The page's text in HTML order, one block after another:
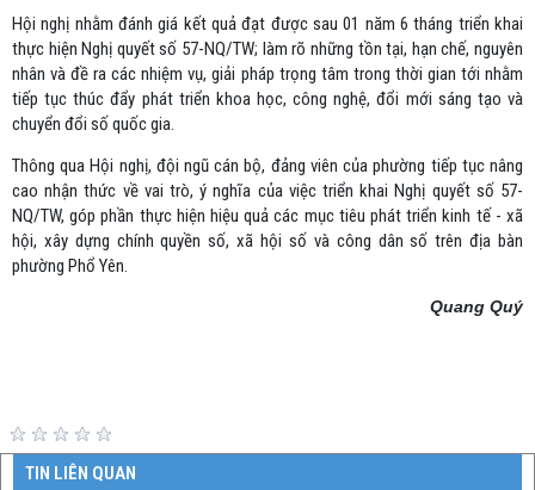
Hội nghị nhằm đánh giá kết quả đạt được sau 01 năm 6 tháng triển khai
thực hiện Nghị quyết số 57-NQ/TW; làm rõ những tồn tại, hạn chế, nguyên
nhân và đề ra các nhiệm vụ, giải pháp trọng tâm trong thời gian tới nhằm
tiếp tục thúc đẩy phát triển khoa học, công nghệ, đổi mới sáng tạo và
chuyển đổi số quốc gia.
Thông qua Hội nghị, đội ngũ cán bộ, đảng viên của phường tiếp tục nâng
cao nhận thức về vai trò, ý nghĩa của việc triển khai Nghị quyết số 57-
NQ/TW, góp phần thực hiện hiệu quả các mục tiêu phát triển kinh tế - xã
hội, xây dựng chính quyền số, xã hội số và công dân số trên địa bàn
phường Phổ Yên.
Quang Quý
TIN LIÊN QUAN